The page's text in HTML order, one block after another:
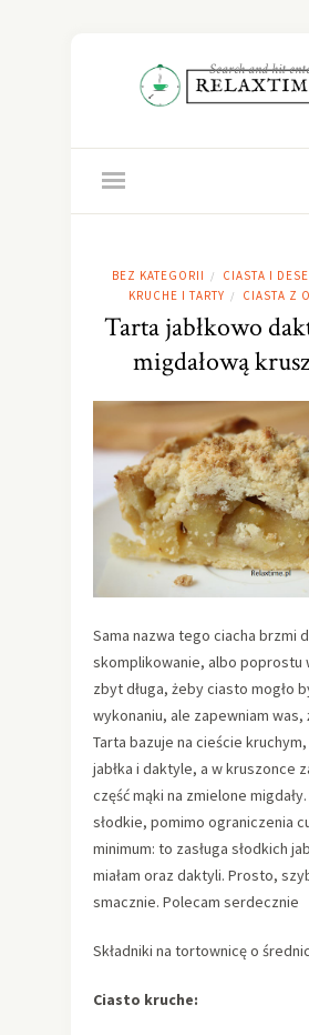
BEZ KATEGORII / CIASTA I
KRUCHE I TARTY / CIASTA Z
Tarta jabłkowo
migdałową
Sama nazwa tego ciacha brzmi
skomplikowanie, albo poprostu
zbyt długa, żeby ciasto mogło
wykonaniu, ale zapewniam was,
Tarta bazuje na cieście
jabłka i daktyle, a w kruszonce
część mąki na zmielone
słodkie, pomimo ograniczenia
minimum: to zasługa słodkich
miałam oraz daktyli. Prosto,
smacznie. Polecam serdecznie
Składniki na tortownicę o
Ciasto kruche: